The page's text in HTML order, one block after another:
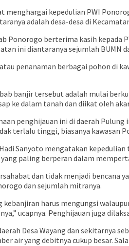
menghargai kepedulian PWI
adalah desa-desa di
Ponorogo berterima kasih
ini diantaranya sejumlah BUMN
penanaman berbagai pohon di
banjir tersebut adalah mulai
ke dalam tanah dan diikat oleh
penghijauan ini di daerah
terlalu tinggi, biasanya kawasan
Sanyoto mengatakan
paling berperan dalam
dan tidak menjadi bencana
dan sejumlah mitranya.
harus mengungsi
ucapnya. Penghijauan juga
Desa Wayang dan sekitarnya
air yang debitnya cukup besar.